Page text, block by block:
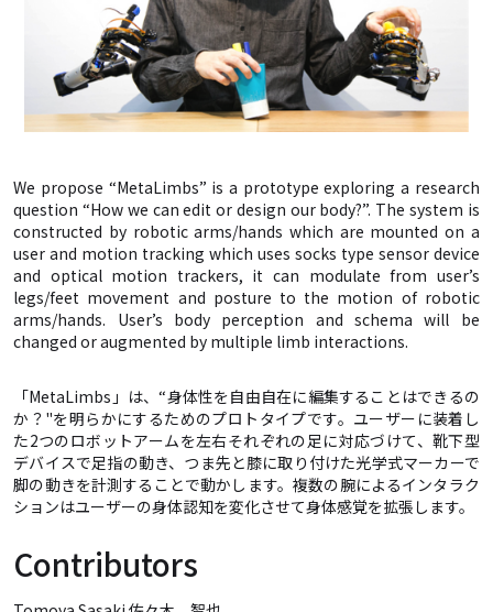
We propose “MetaLimbs” is a prototype exploring a research
question “How we can edit or design our body?”. The system is
constructed by robotic arms/hands which are mounted on a
user and motion tracking which uses socks type sensor device
and optical motion trackers, it can modulate from user’s
legs/feet movement and posture to the motion of robotic
arms/hands. User’s body perception and schema will be
changed or augmented by multiple limb interactions.
「MetaLimbs」は、“身体性を自由自在に編集することはできるの
か？"を明らかにするためのプロトタイプです。ユーザーに装着し
た2つのロボットアームを左右それぞれの足に対応づけて、靴下型
デバイスで足指の動き、つま先と膝に取り付けた光学式マーカーで
脚の動きを計測することで動かします。複数の腕によるインタラク
ションはユーザーの身体認知を変化させて身体感覚を拡張します。
Contributors